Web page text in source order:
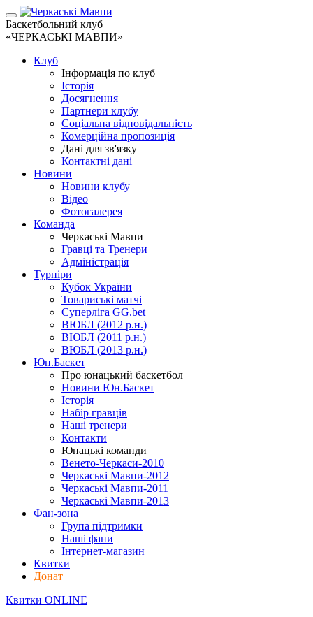
Баскетбольний клуб
«ЧЕРКАСЬКІ МАВПИ»
Клуб
Інформація по клуб
Історія
Досягнення
Партнери клубу
Соціальна відповідальність
Комерційна пропозиція
Дані для зв'язку
Контактні дані
Новини
Новини клубу
Відео
Фотогалерея
Команда
Черкаські Мавпи
Гравці та Тренери
Адміністрація
Турніри
Кубок України
Товариські матчі
Суперліга GG.bet
ВЮБЛ (2012 р.н.)
ВЮБЛ (2011 р.н.)
ВЮБЛ (2013 р.н.)
Юн.Баскет
Про юнацький баскетбол
Новини Юн.Баскет
Історія
Набір гравців
Наші тренери
Контакти
Юнацькі команди
Венето-Черкаси-2010
Черкаські Мавпи-2012
Черкаські Мавпи-2011
Черкаські Мавпи-2013
Фан-зона
Група підтримки
Наші фани
Інтернет-магазин
Квитки
Донат
Квитки ONLINE